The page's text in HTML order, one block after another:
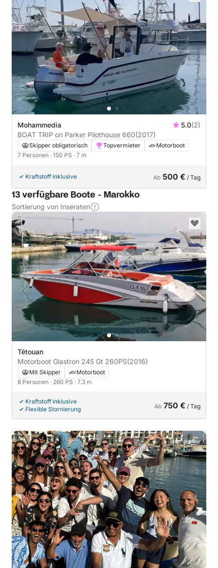
Mohammedia 5.0(2)
BOAT TRIP on Parker Pilothouse 660(2017)
Skipper obligatorisch Topvermieter
Motorboot
7 Personen · 150 PS · 7 m
Kraftstoff inklusive Ab 500 € / Tag
13 verfügbare Boote - Marokko
Sortierung von Inseraten
Tétouan
Motorboot Glastron 245 Gt 260PS(2016)
Mit Skipper
Motorboot
8 Personen · 260 PS · 7.3 m
Kraftstoff inklusive
Flexible Stornierung
Ab 750 € / Tag